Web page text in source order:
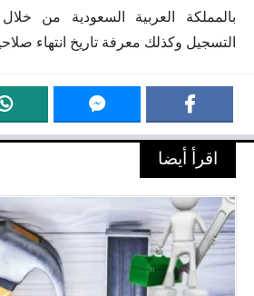
بالمملكة العربية السعودية من
التسجيل وكذلك معرفة تاريخ انتهاء
اقرأ أيضا